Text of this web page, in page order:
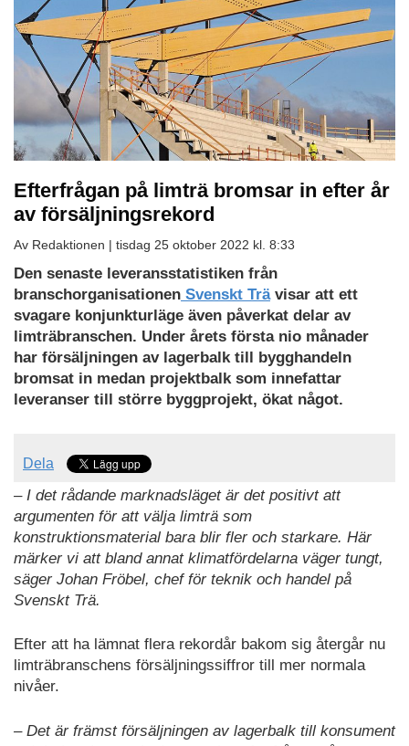
Efterfrågan på limträ bromsar in efter år
av försäljningsrekord
Av Redaktionen | tisdag 25 oktober 2022 kl. 8:33
Den senaste leveransstatistiken från
branschorganisationen Svenskt Trävisar att ett
svagare konjunkturläge även påverkat delar av
limträbranschen. Under årets första nio månader
har försäljningen av lagerbalk till bygghandeln
bromsat in medan projektbalk som innefattar
leveranser till större byggprojekt, ökat något.
Dela
– I det rådande marknadsläget är det positivt att
argumenten för att välja limträ som
konstruktionsmaterial bara blir fler och starkare. Här
märker vi att bland annat klimatfördelarna väger tungt,
säger Johan Fröbel, chef för teknik och handel på
Svenskt Trä.
Efter att ha lämnat flera rekordår bakom sig återgår nu
limträbranschens försäljningssiffror till mer normala
nivåer.
– Det är främst försäljningen av lagerbalk till konsument